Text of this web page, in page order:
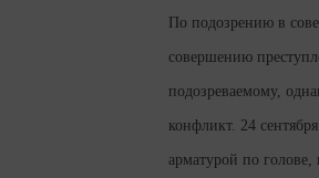
По подозрению в
совершению
подозреваемому,
конфликт. 24
арматурой по голове,